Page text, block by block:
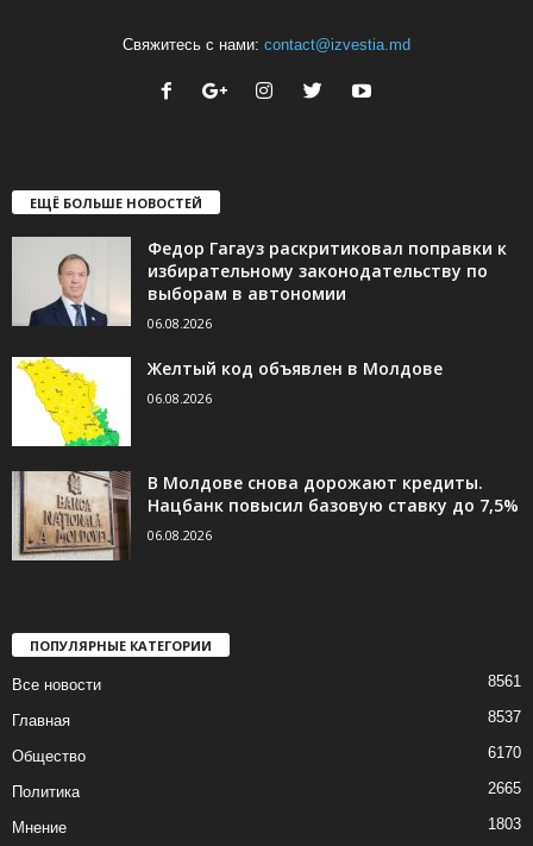
Свяжитесь с нами: contact@izvestia.md
ЕЩЁ БОЛЬШЕ НОВОСТЕЙ
Федор Гагауз раскритиковал поправки к
избирательному законодательству по
выборам в автономии
06.08.2026
Желтый код объявлен в Молдове
06.08.2026
В Молдове снова дорожают кредиты.
Нацбанк повысил базовую ставку до 7,5%
06.08.2026
ПОПУЛЯРНЫЕ КАТЕГОРИИ
Все новости 8561
Главная 8537
Общество 6170
Политика 2665
Мнение 1803